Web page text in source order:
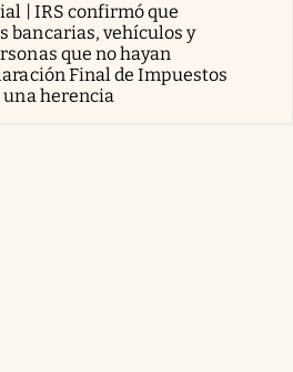
| IRS confirmó que
bancarias, vehículos y
que no hayan
Final de Impuestos
una herencia